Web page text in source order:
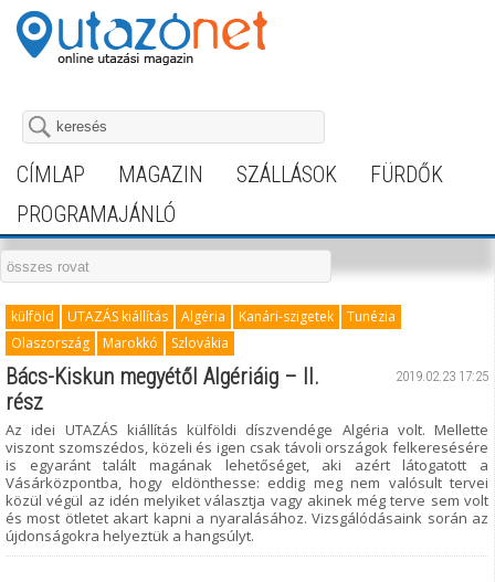
CÍMLAP MAGAZIN SZÁLLÁSOK
FÜRDŐK
PROGRAMAJÁNLÓ
külföld UTAZÁS kiállítás Algéria Kanári-szigetek
Tunézia
Olaszország
Marokkó Szlovákia
2019.02.23 17:25
Bács-Kiskun megyétől Algériáig – II.
rész
Az idei UTAZÁS kiállítás külföldi díszvendége Algéria volt. Mellette
viszont szomszédos, közeli és igen csak távoli országok felkeresésére
is egyaránt talált magának lehetőséget, aki azért látogatott a
Vásárközpontba, hogy eldönthesse: eddig meg nem valósult tervei
közül végül az idén melyiket választja vagy akinek még terve sem volt
és most ötletet akart kapni a nyaralásához. Vizsgálódásaink során az
újdonságokra helyeztük a hangsúlyt.